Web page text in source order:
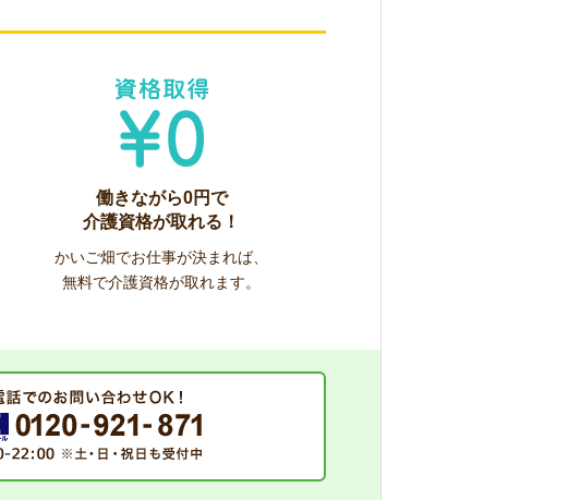
働きながら0円で
介護資格が取れる！
かいご畑でお仕事が決まれば、
無料で介護資格が取れます。